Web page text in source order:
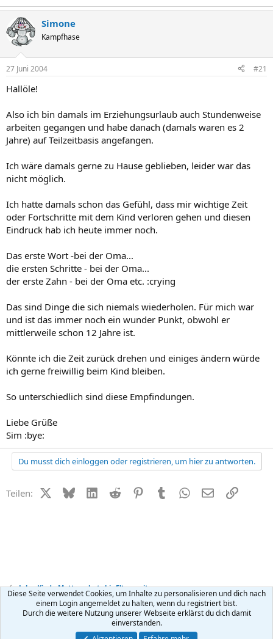
Simone
Kampfhase
27 Juni 2004 #21
Hallöle!
Also ich bin damals im Erziehungsurlaub auch Stundenweise
arbeiten gegangen und habe danach (damals waren es 2
Jahre) auf Teilzeitbasis angefangen.
Ich wäre damals gerne zu Hause geblieben, leider war das
nicht möglich.
Ich hatte damals schon das Gefühl, dass mir wichtige Zeit
oder Fortschritte mit dem Kind verloren gehen und diesen
Eindruck hab ich heute immer noch.
Das erste Wort -bei der Oma...
die ersten Schritte - bei der Oma...
der erste Zahn - bei der Oma etc. :crying
Das sind Dinge die sich niemals wiederholen. Für mich war
und ist das immer noch ein wunder Punkt, obwohl er
mittlerweile schon 12 Jahre ist.
Könnte ich die Zeit zurück drehen und einiges ändern würde
ich gerne freiwillig beim Kind bleiben.
So unterschiedlich sind diese Empfindungen.
Liebe Grüße
Sim :bye:
Du musst dich einloggen oder registrieren, um hier zu antworten.
Teilen: X (Twitter)
BlueskyLinkedIn
Reddit PinterestTumblr WhatsApp
E-MailLink
Job + Kind - Mutterschutz bis Elternzeit
Kontakt Nutzungsbedingungen Datenschutz Hilfe
R
Community platform by XenForo ® © 2010-2026 XenForo Ltd.
Diese Seite verwendet Cookies, um Inhalte zu personalisieren und dich nach
einem Login angemeldet zu halten, wenn du registriert bist.
Durch die weitere Nutzung unserer Webseite erklärst du dich damit
einverstanden.